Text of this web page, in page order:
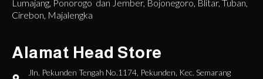
Lumajang, Ponorogo dan Jember, Bojonegoro, Blitar, Tuban,
Cirebon, Majalengka
Alamat Head Store
Jln. Pekunden Tengah No.1174, Pekunden, Kec. Semarang